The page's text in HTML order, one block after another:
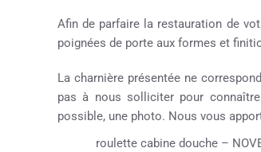
Afin de parfaire la restauration de
poignées de porte aux formes et
La charnière présentée ne
pas à nous solliciter pour
possible, une photo. Nous vous
roulette cabine douche –